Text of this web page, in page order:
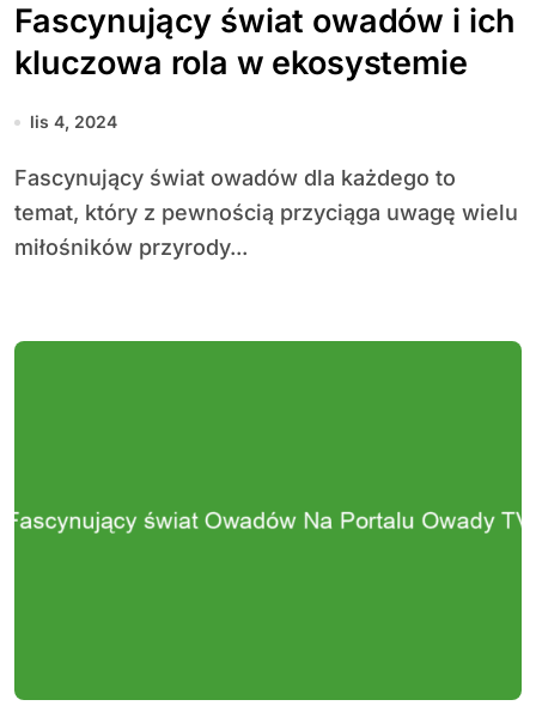
Fascynujący świat owadów i ich
kluczowa rola w ekosystemie
lis 4, 2024
Fascynujący świat owadów dla każdego to
temat, który z pewnością przyciąga uwagę wielu
miłośników przyrody...